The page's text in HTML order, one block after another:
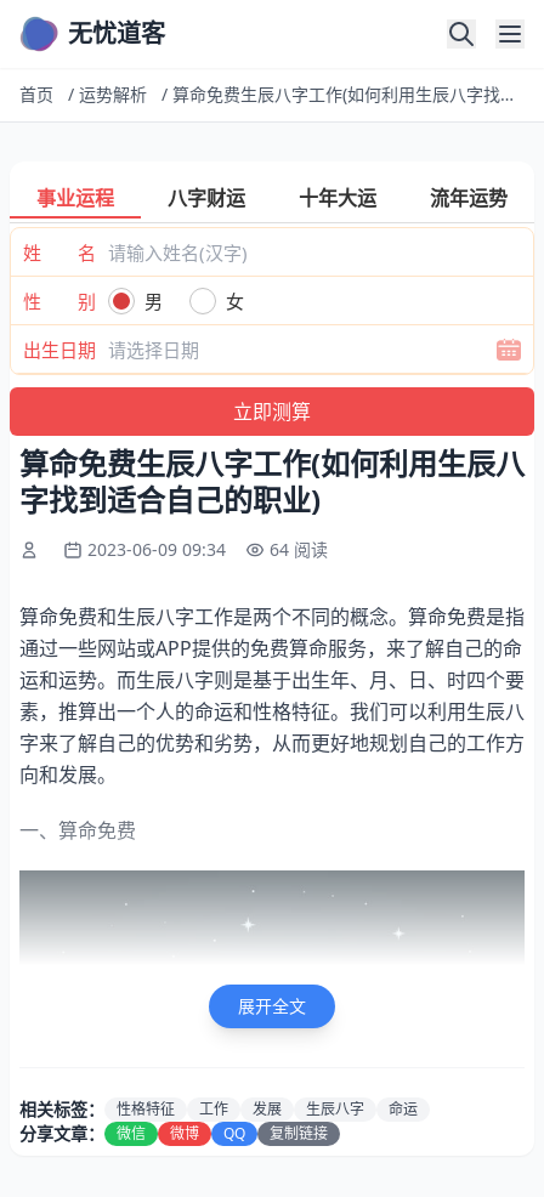
无忧道客
首页 / 运势解析 / 算命免费生辰八字工作(如何利用生辰八字找到适合自己的职业)
事业运程 八字财运 十年大运 流年运势
姓 名
性 别
男
女
出生日期
算命免费生辰八字工作(如何利用生辰八
字找到适合自己的职业)
2023-06-09 09:34 64 阅读
算命免费和生辰八字工作是两个不同的概念。算命免费是指
通过一些网站或APP提供的免费算命服务，来了解自己的命
运和运势。而生辰八字则是基于出生年、月、日、时四个要
素，推算出一个人的命运和性格特征。我们可以利用生辰八
字来了解自己的优势和劣势，从而更好地规划自己的工作方
向和发展。
一、算命免费
展开全文
相关标签： 性格特征 工作 发展 生辰八字 命运
分享文章： 微信 微博 QQ 复制链接